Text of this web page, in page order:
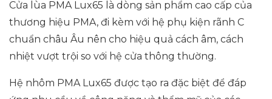
Cửa lùa PMA Lux65 là dòng sản phẩm cao cấp của
thương hiệu PMA, đi kèm với hệ phụ kiện rãnh C
chuẩn châu Âu nên cho hiệu quả cách âm, cách
nhiệt vượt trội so với hệ cửa thông thường.
Hệ nhôm PMA Lux65 được tạo ra đặc biệt để đáp